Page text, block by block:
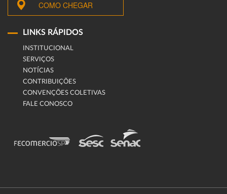
COMO CHEGAR
LINKS RÁPIDOS
INSTITUCIONAL
SERVIÇOS
NOTÍCIAS
CONTRIBUIÇÕES
CONVENÇÕES COLETIVAS
FALE CONOSCO